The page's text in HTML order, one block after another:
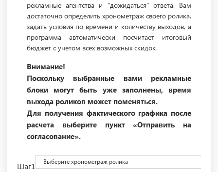
рекламные агентства и "дожидаться" ответа. Вам
достаточно определить хронометраж своего ролика,
задать условия по времени и количеству выходов, а
программа автоматически посчитает итоговый
бюджет с учетом всех возможных скидок.
Внимание!
Поскольку выбранные вами рекламные
блоки могут быть уже заполнены, время
выхода роликов может поменяться.
Для получения фактического графика после
расчета выберите пункт «Отправить на
согласование».
Шаг1 Выберите хронометраж ролика